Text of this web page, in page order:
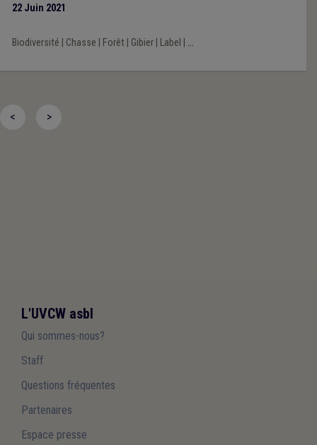
22 Juin 2021
Biodiversité Chasse Forêt| Gibier| Label ...
< >
L'UVCW asbl
Qui sommes-nous?
Staff
Questions fréquentes
Partenaires
Espace presse